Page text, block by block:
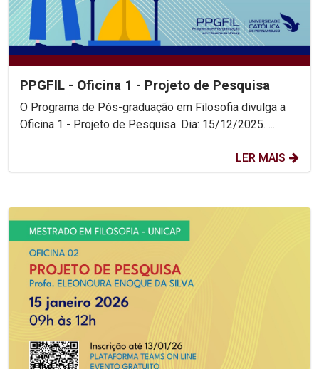
PPGFIL - Oficina 1 - Projeto de Pesquisa
O Programa de Pós-graduação em Filosofia divulga a
Oficina 1 - Projeto de Pesquisa. Dia: 15/12/2025. ...
LER MAIS